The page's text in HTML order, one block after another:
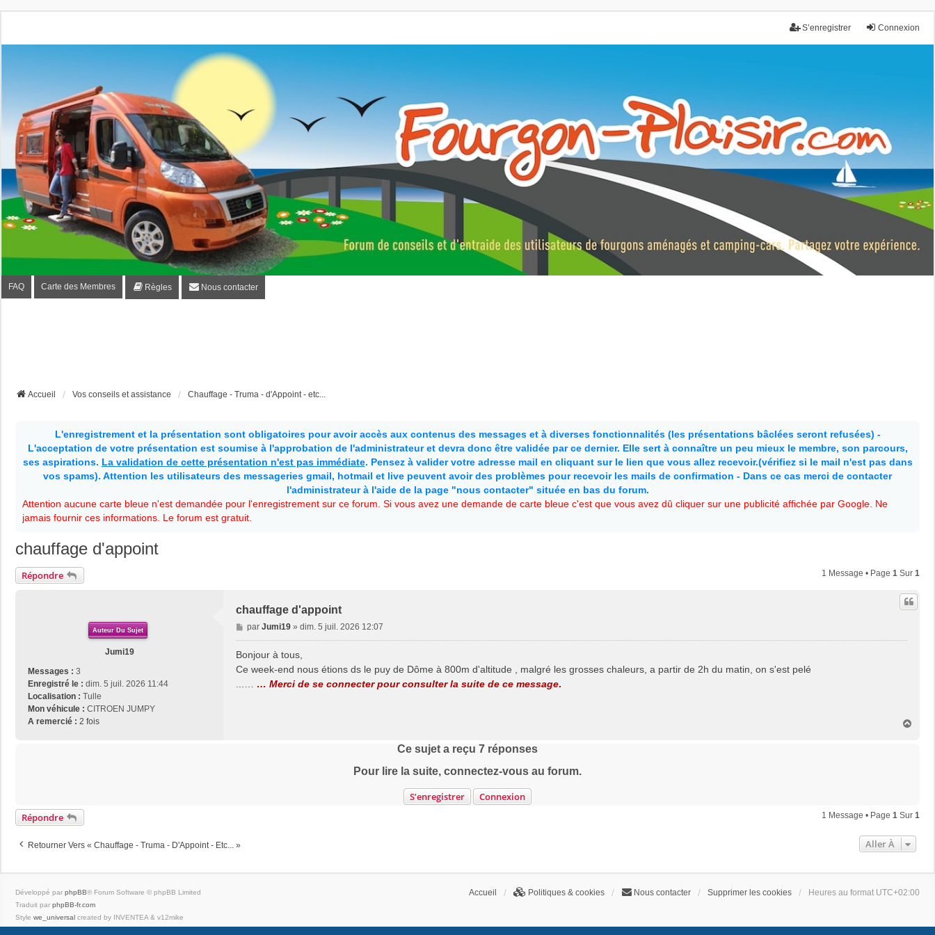
Connexion
S’enregistrer
Fourgon-plaisir.com
Forum de conseils et d'entraide des utilisateurs de fourgons, fourgons aménagés, vans et de camping-car. Partagez votre expérience.
FAQ Carte des Membres Règles Nous contacter
Accueil Vos conseils et assistance Chauffage - Truma - d'Appoint - etc...
L'enregistrement et la présentation sont obligatoires pour avoir accès aux contenus des messages et à diverses fonctionnalités (les présentations bâclées seront refusées) -
L'acceptation de votre présentation est soumise à l'approbation de l'administrateur et devra donc être validée par ce dernier. Elle sert à connaître un peu mieux le membre, son parcours,
ses aspirations. La validation de cette présentation n'est pas immédiate. Pensez à valider votre adresse mail en cliquant sur le lien que vous allez recevoir.(vérifiez si le mail n'est pas dans
vos spams). Attention les utilisateurs des messageries gmail, hotmail et live peuvent avoir des problèmes pour recevoir les mails de confirmation - Dans ce cas merci de contacter
l'administrateur à l'aide de la page "nous contacter" située en bas du forum.
Attention aucune carte bleue n'est demandée pour l'enregistrement sur ce forum. Si vous avez une demande de carte bleue c'est que vous avez dû cliquer sur une publicité affichée par Google. Ne
jamais fournir ces informations. Le forum est gratuit.
chauffage d'appoint
Répondre 1 Message • Page 1 Sur 1
Auteur Du Sujet
Jumi19
Messages : 3
Enregistré le : dim. 5 juil. 2026 11:44
Localisation : Tulle
Mon véhicule : CITROEN JUMPY
A remercié : 2 fois
chauffage d'appoint
M
e
a
g
par Jumi19» dim. 5 juil. 2026 12:07
Bonjour à tous,
Ce week-end nous étions ds le puy de Dôme à 800m d'altitude , malgré les grosses chaleurs, a partir de 2h du matin, on s'est pelé
… Merci de se connecter pour consulter la suite de ce message.
Ce sujet a reçu 7 réponses
Pour lire la suite, connectez-vous au forum.
S’enregistrer
Connexion
Répondre
1 Message • Page 1 Sur 1
Retourner Vers « Chauffage - Truma - D'Appoint - Etc... » Aller À
Accueil Politiques & cookies Nous contacter Supprimer les cookies Heures au format UTC+02:00
Développé par phpBB® Forum Software © phpBB Limited
Traduit par phpBB-fr.com
Style we_universal created by INVENTEA & v12mike